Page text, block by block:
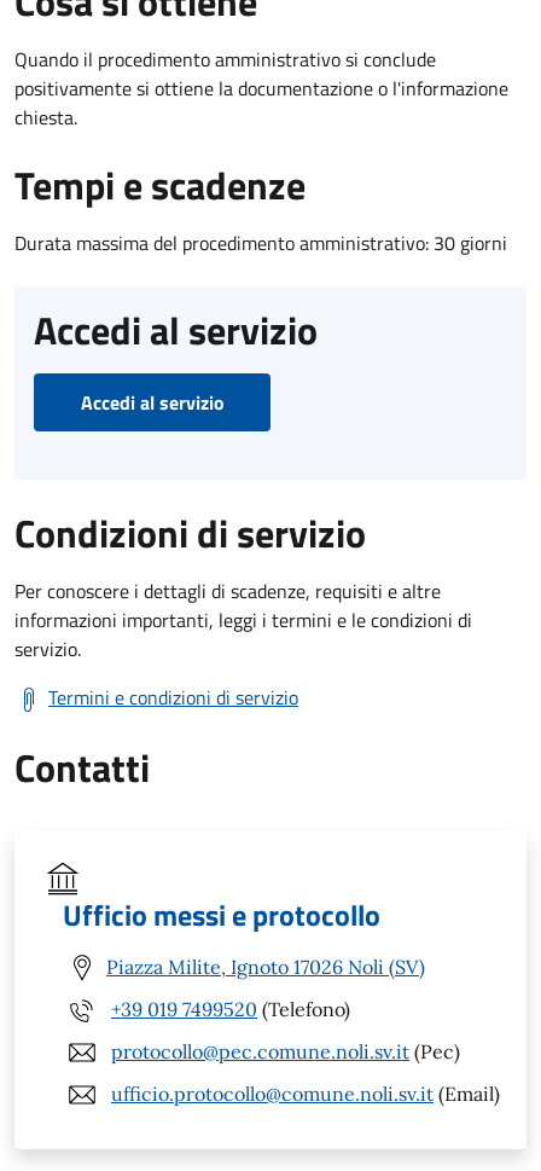
Quando il procedimento amministrativo si conclude
positivamente si ottiene la documentazione o l'informazione
chiesta.
Tempi e scadenze
Durata massima del procedimento amministrativo: 30 giorni
Accedi al servizio
Accedi al servizio
Condizioni di servizio
Per conoscere i dettagli di scadenze, requisiti e altre
informazioni importanti, leggi i termini e le condizioni di
servizio.
Termini e condizioni di servizio
Contatti
Ufficio messi e protocollo
Piazza Milite, Ignoto 17026 Noli (SV)
+39 019 7499520 (Telefono)
protocollo@pec.comune.noli.sv.it (Pec)
ufficio.protocollo@comune.noli.sv.it (Email)